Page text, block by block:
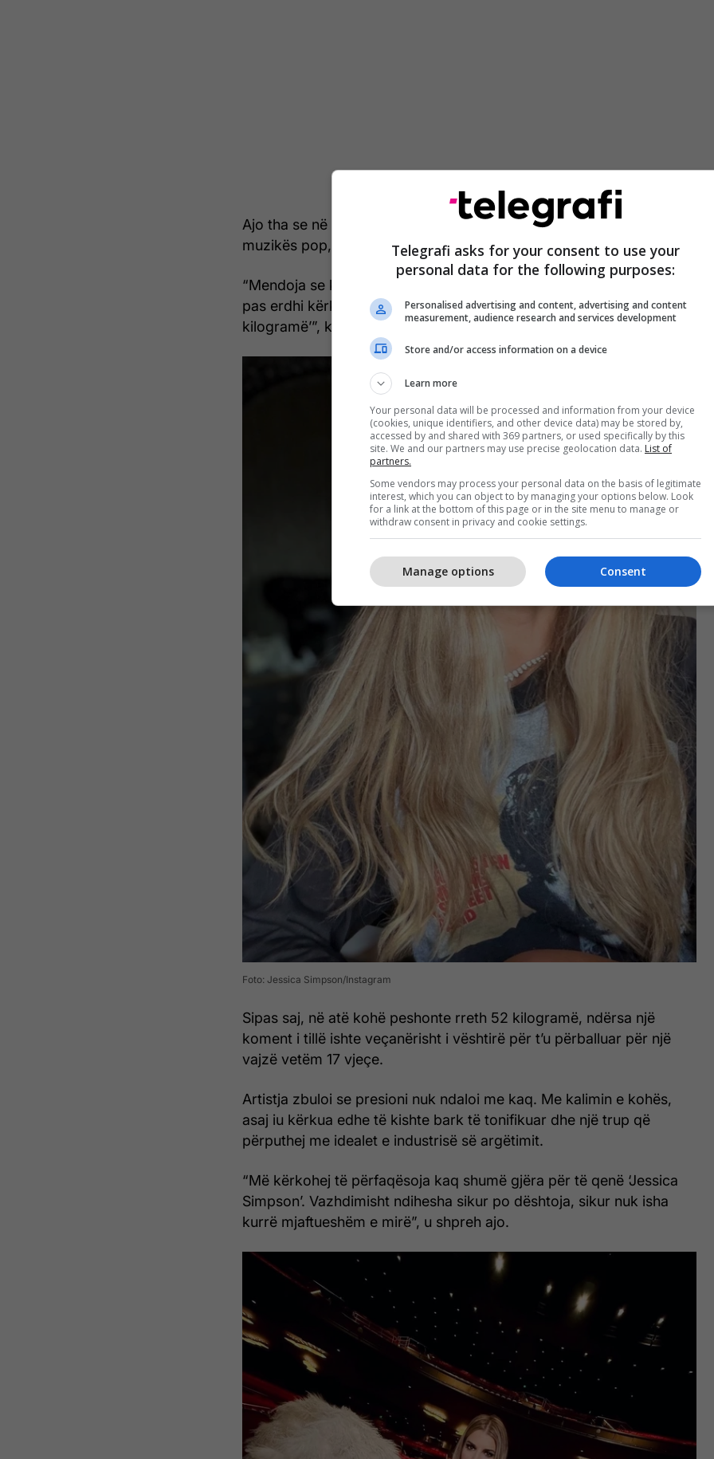
Ajo tha se në fillim të karrierës ishte krahasuar vazhdimisht me yjet e
muzikës pop, Britney Spears dhe Christina Aguilera.
“Mendoja se kisha nënshkruar kontratë vetëm për zërin tim, por më
pas erdhi kërkesa: ‘Në rregull, duhet të humbësh rreth shtatë
kilogramë’”, kujtoi Simpson.
Foto: Jessica Simpson/Instagram
Sipas saj, në atë kohë peshonte rreth 52 kilogramë, ndërsa një
koment i tillë ishte veçanërisht i vështirë për t’u përballuar për një
vajzë vetëm 17 vjeçe.
Artistja zbuloi se presioni nuk ndaloi me kaq. Me kalimin e kohës,
asaj iu kërkua edhe të kishte bark të tonifikuar dhe një trup që
përputhej me idealet e industrisë së argëtimit.
“Më kërkohej të përfaqësoja kaq shumë gjëra për të qenë ‘Jessica
Simpson’. Vazhdimisht ndihesha sikur po dështoja, sikur nuk isha
kurrë mjaftueshëm e mirë”, u shpreh ajo.
Telegrafi asks for your consent to use your
personal data for the following purposes:
Personalised advertising and content, advertising and content
measurement, audience research and services development
Store and/or access information on a device
Learn more
Your personal data will be processed and information from your device
(cookies, unique identifiers, and other device data) may be stored by,
accessed by and shared with 369 partners, or used specifically by this
site. We and our partners may use precise geolocation data. List of
partners.
Some vendors may process your personal data on the basis of legitimate
interest, which you can object to by managing your options below. Look
for a link at the bottom of this page or in the site menu to manage or
withdraw consent in privacy and cookie settings.
Consent
Manage options